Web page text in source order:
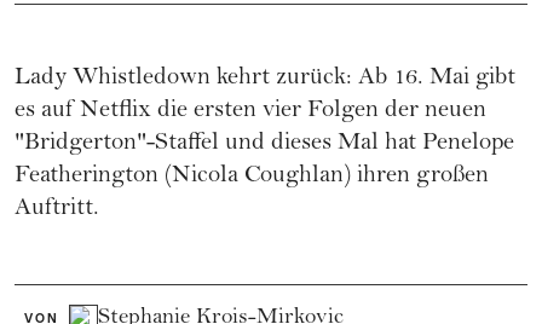
Lady Whistledown kehrt zurück: Ab 16. Mai gibt
es auf Netflix die ersten vier Folgen der neuen
"Bridgerton"-Staffel und dieses Mal hat Penelope
Featherington (Nicola Coughlan) ihren großen
Auftritt.
VON Stephanie Krois-Mirkovic